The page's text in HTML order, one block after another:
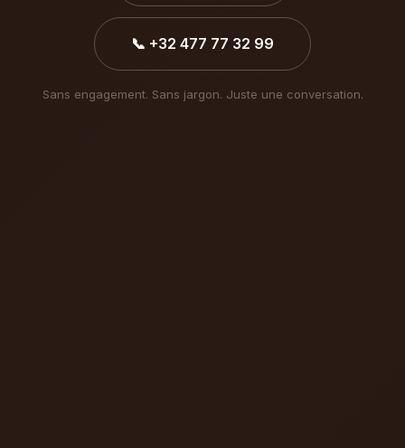
📞 +32 477 77 32 99
Sans engagement. Sans jargon. Juste une conversation.